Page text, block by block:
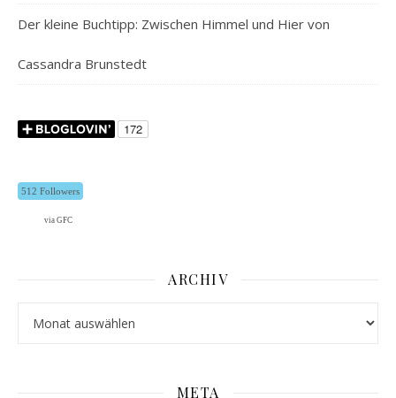
Der kleine Buchtipp: Zwischen Himmel und Hier von
Cassandra Brunstedt
512 Followers
via GFC
ARCHIV
META